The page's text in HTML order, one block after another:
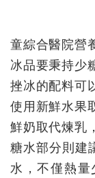
童綜合醫院營
冰品要秉持少
挫冰的配料可
使用新鮮水果
鮮奶取代煉乳
糖水部分則建
水，不僅熱量